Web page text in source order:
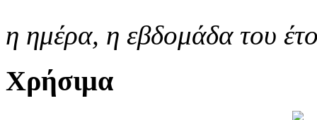
η ημέρα, η εβδομάδα του
Χρήσιμα